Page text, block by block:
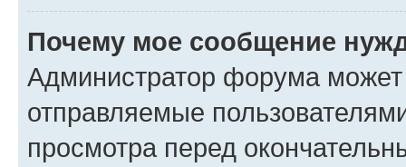
Почему мое сообщение
Администратор форума
отправляемые
просмотра перед